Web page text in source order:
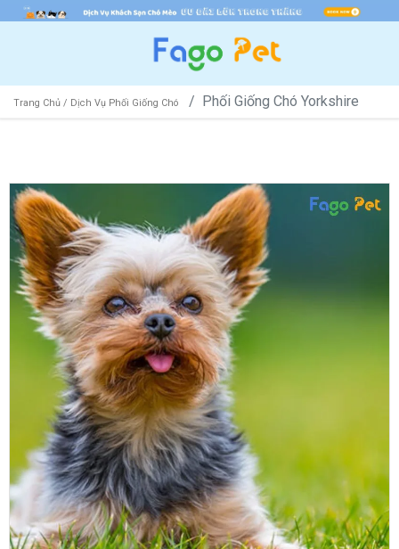
Trang Chủ / Dịch Vụ Phối Giống Chó Phối Giống Chó Yorkshire